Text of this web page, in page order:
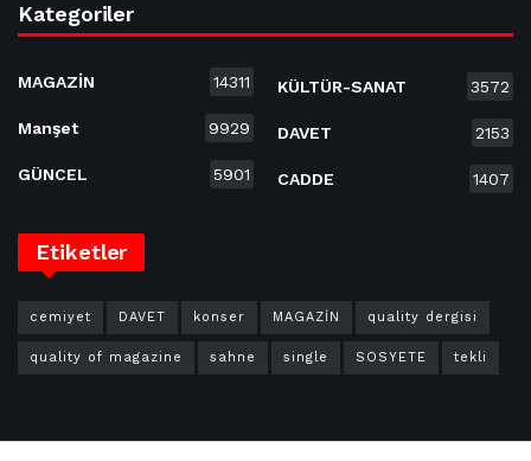
Kategoriler
MAGAZİN 14311
Manşet 9929
GÜNCEL 5901
KÜLTÜR-SANAT 3572
DAVET 2153
CADDE 1407
Etiketler
cemiyet DAVET konser MAGAZİN quality dergisi
quality of magazine sahne single SOSYETE tekli